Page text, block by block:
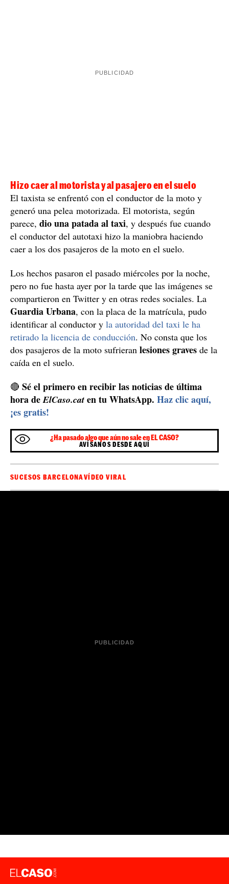
Hizo caer al motorista y al pasajero en el suelo
El taxista se enfrentó con el conductor de la moto y
generó una pelea motorizada. El motorista, según
parece, dio una patada al taxi, y después fue cuando
el conductor del autotaxi hizo la maniobra haciendo
caer a los dos pasajeros de la moto en el suelo.
Los hechos pasaron el pasado miércoles por la noche,
pero no fue hasta ayer por la tarde que las imágenes se
compartieron en Twitter y en otras redes sociales. La
Guardia Urbana, con la placa de la matrícula, pudo
identificar al conductor y la autoridad del taxi le ha
retirado la licencia de conducción. No consta que los
dos pasajeros de la moto sufrieran lesiones graves de la
caída en el suelo.
🔴 Sé el primero en recibir las noticias de última
hora deElCaso.cat en tu WhatsApp. Haz clic aquí,
¡es gratis!
¿Ha pasado algo que aún no sale en EL CASO?
AVÍSANOS DESDE AQUÍ
SUCESOS BARCELONAVÍDEO VIRAL